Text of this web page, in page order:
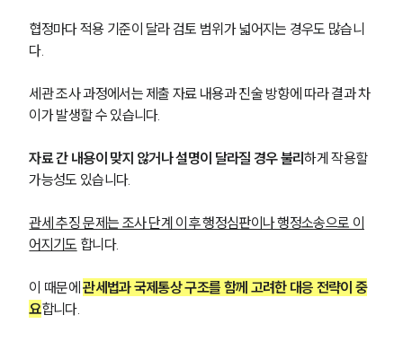
협정마다 적용 기준이 달라 검토 범위가 넓어지는 경우도 많습니
다.
세관 조사 과정에서는 제출 자료 내용과 진술 방향에 따라 결과 차
이가 발생할 수 있습니다.
자료 간 내용이 맞지 않거나 설명이 달라질 경우 불리하게 작용할
가능성도 있습니다.
관세 추징 문제는 조사 단계 이후 행정심판이나 행정소송으로 이
어지기도 합니다.
이 때문에 관세법과 국제통상 구조를 함께 고려한 대응 전략이 중
요합니다.